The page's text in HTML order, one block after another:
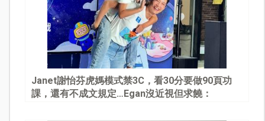
Janet謝怡芬虎媽模式禁3C，看30分要做90頁功
課，還有不成文規定…Egan沒近視但求饒：